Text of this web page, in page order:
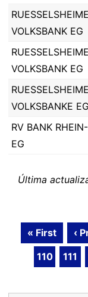
VOLKSBANK EG
VOLKSBANK EG
VOLKSBANKE EG
RV BANK
EG
Última
« First ‹
110
111